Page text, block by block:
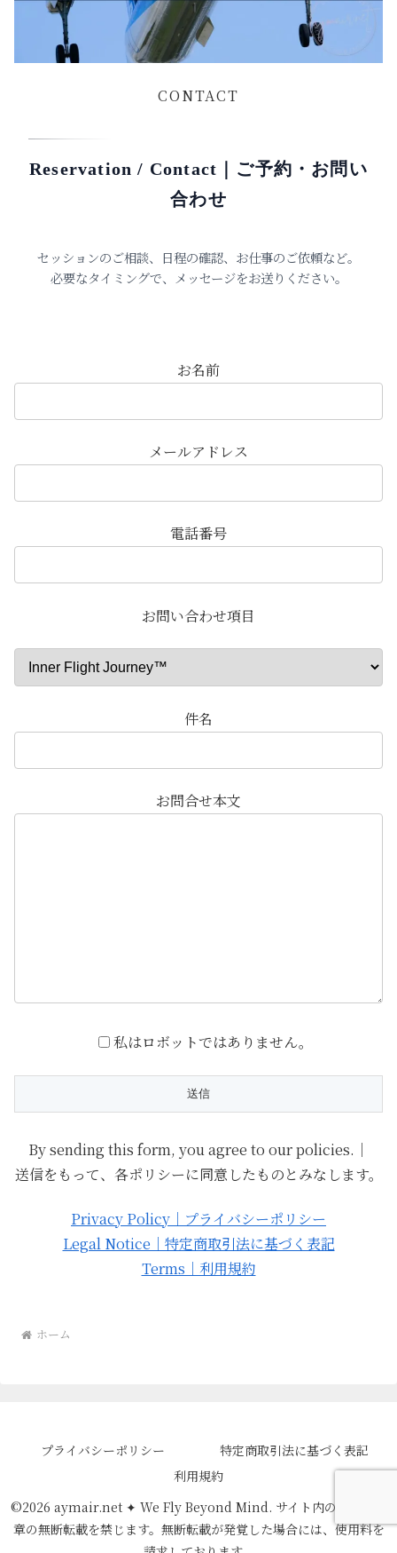
CONTACT
Reservation / Contact｜ご予約・お問い
合わせ
セッションのご相談、日程の確認、お仕事のご依頼など。
必要なタイミングで、メッセージをお送りください。
お名前
メールアドレス
電話番号
お問い合わせ項目
件名
お問合せ本文
私はロボットではありません。
By sending this form, you agree to our policies.｜
送信をもって、各ポリシーに同意したものとみなします。
Privacy Policy｜プライバシーポリシー
Legal Notice｜特定商取引法に基づく表記
Terms｜利用規約
ホーム
プライバシーポリシー
特定商取引法に基づく表記
利用規約
©️2026 aymair.net ✦ We Fly Beyond Mind. サイト内の画像・文
章の無断転載を禁じます。無断転載が発覚した場合には、使用料を